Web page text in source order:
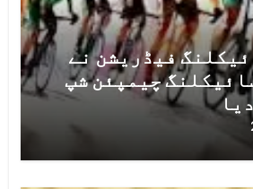
فیڈریشن نے
چیمپئن شپ